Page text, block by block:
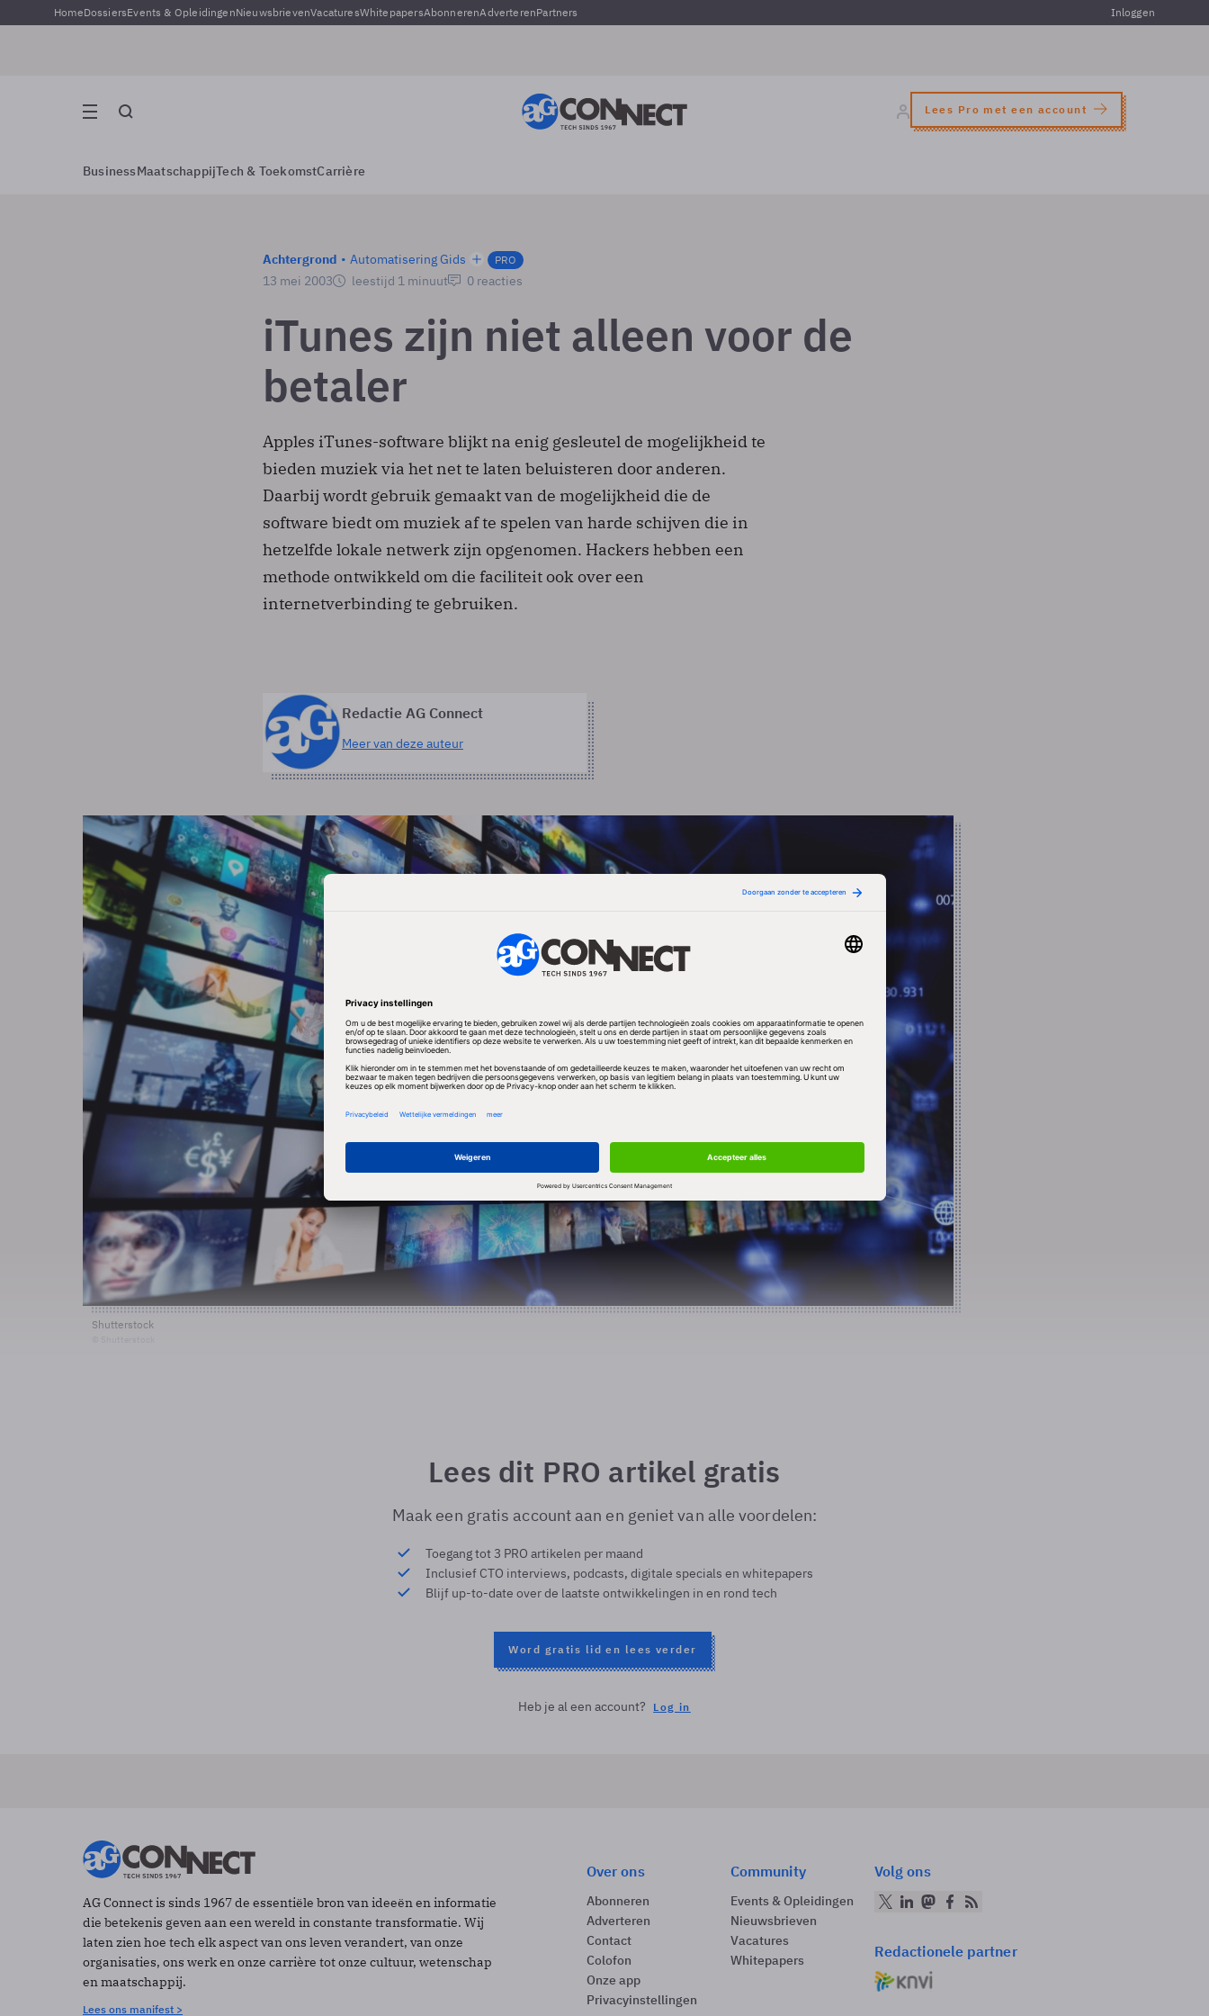
HomeDossiersEvents & OpleidingenNieuwsbrievenVacaturesWhitepapersAbonnerenAdverterenPartners Inloggen
Lees Pro met een account
BusinessMaatschappijTech & ToekomstCarrière
Achtergrond Automatisering Gids PRO
13 mei 2003 leestijd 1 minuut 0 reacties
iTunes zijn niet alleen voor de
betaler
Apples iTunes-software blijkt na enig gesleutel de mogelijkheid te
bieden muziek via het net te laten beluisteren door anderen.
Daarbij wordt gebruik gemaakt van de mogelijkheid die de
software biedt om muziek af te spelen van harde schijven die in
hetzelfde lokale netwerk zijn opgenomen. Hackers hebben een
methode ontwikkeld om die faciliteit ook over een
internetverbinding te gebruiken.
Redactie AG Connect
Meer van deze auteur
Shutterstock
Lees dit PRO artikel gratis
Maak een gratis account aan en geniet van alle voordelen:
Toegang tot 3 PRO artikelen per maand
Inclusief CTO interviews, podcasts, digitale specials en whitepapers
Blijf up-to-date over de laatste ontwikkelingen in en rond tech
Word gratis lid en lees verder
Heb je al een account? Log in
AG Connect is sinds 1967 de essentiële bron van ideeën en informatie
die betekenis geven aan een wereld in constante transformatie. Wij
laten zien hoe tech elk aspect van ons leven verandert, van onze
organisaties, ons werk en onze carrière tot onze cultuur, wetenschap
en maatschappij.
Lees ons manifest >
Over ons
Abonneren
Adverteren
Contact
Colofon
Onze app
Privacyinstellingen
Community
Events & Opleidingen
Nieuwsbrieven
Vacatures
Whitepapers
Volg ons
Redactionele partner